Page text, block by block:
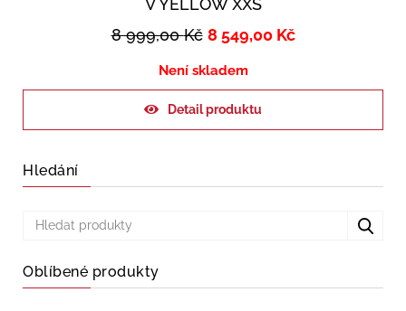
V YELLOW XXS
8 999,00Kč 8 549,00 Kč
Není skladem
Detail produktu
Hledání
Oblíbené produkty